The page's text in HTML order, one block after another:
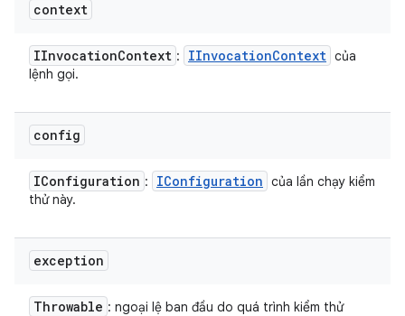
context
IInvocationContext : IInvocationContext của
lệnh gọi.
config
IConfiguration : IConfiguration của lần chạy kiểm
thử này.
exception
Throwable : ngoại lệ ban đầu do quá trình kiểm thử